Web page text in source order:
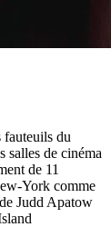
fauteuils du
salles de cinéma
de 11
York comme
Judd Apatow